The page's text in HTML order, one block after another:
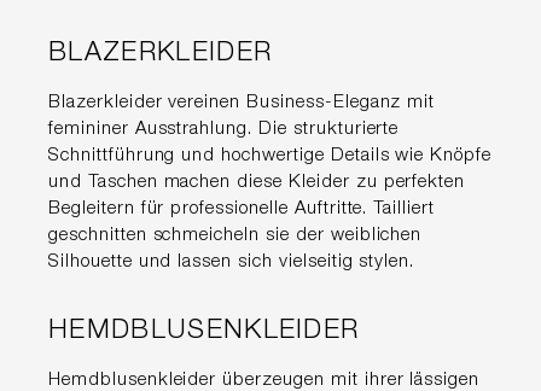
BLAZERKLEIDER
Blazerkleider vereinen Business-Eleganz mit
femininer Ausstrahlung. Die strukturierte
Schnittführung und hochwertige Details wie Knöpfe
und Taschen machen diese Kleider zu perfekten
Begleitern für professionelle Auftritte. Tailliert
geschnitten schmeicheln sie der weiblichen
Silhouette und lassen sich vielseitig stylen.
HEMDBLUSENKLEIDER
Hemdblusenkleider überzeugen mit ihrer lässigen